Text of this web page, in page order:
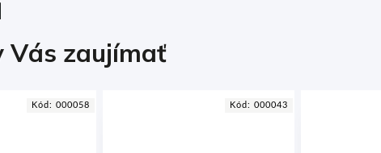
Vás zaujímať
Kód: 000058 Kód: 000043